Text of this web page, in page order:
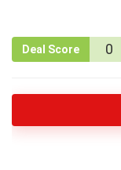
Deal Score 0